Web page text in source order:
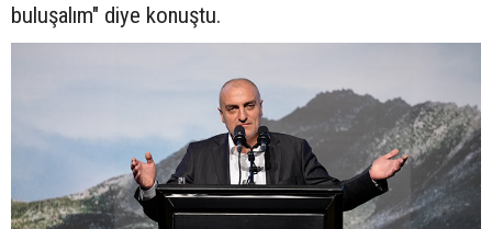
buluşalım" diye konuştu.